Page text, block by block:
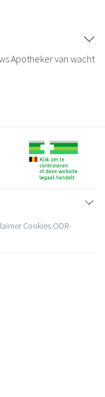
Apotheker van wacht
Cookies ODR-